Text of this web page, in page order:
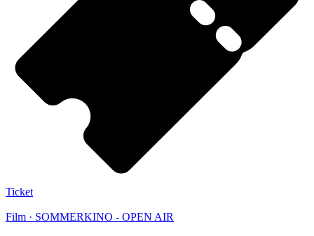
Ticket
Film · SOMMERKINO - OPEN AIR